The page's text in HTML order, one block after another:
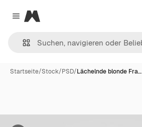
Close menu
Magnific
Startseite/Stock/PSD/Lächelnde blonde Fra…